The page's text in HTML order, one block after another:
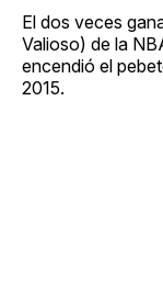
El dos veces
Valioso) de la
encendió el
2015.